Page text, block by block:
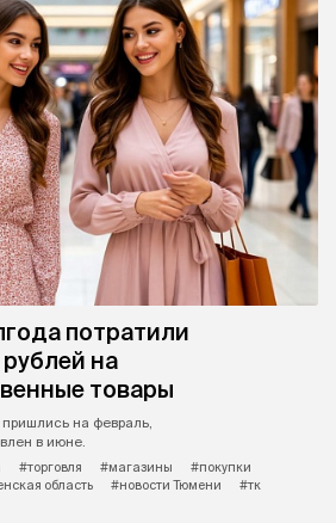
потратили
на
товары
на февраль,
в июне.
#торговля #магазины
#покупки
область #новости Тюмени #тк